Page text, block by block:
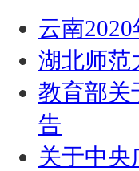
云南
湖北师范
教育部关
告
关于中央